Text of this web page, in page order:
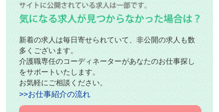
新着の求人は毎日寄せられていて、非公開の求人も数
多くございます。
介護職専任のコーディネーターがあなたのお仕事探し
をサポートいたします。
お気軽にご相談ください。
>>お仕事紹介の流れ